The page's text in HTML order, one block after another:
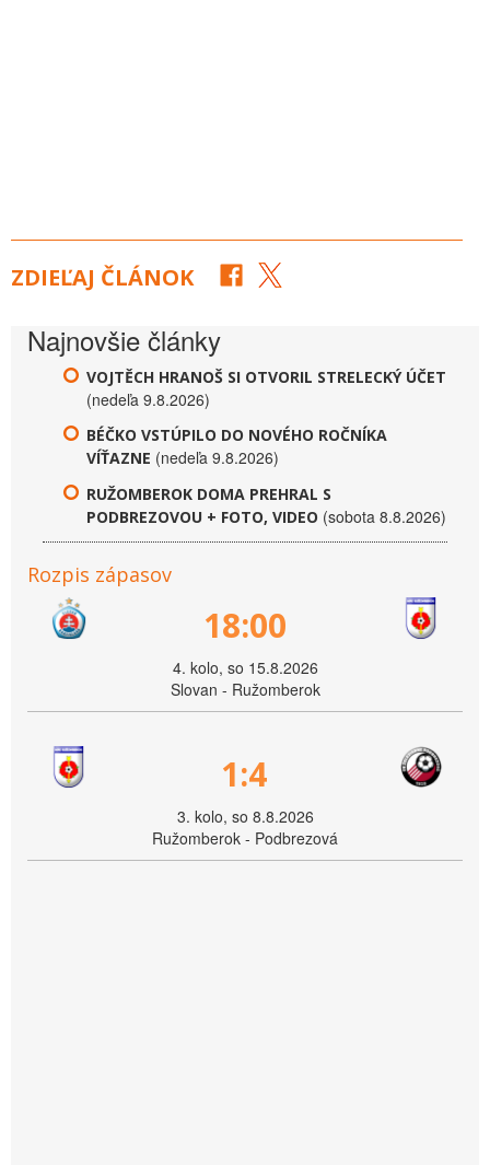
ZDIEĽAJ ČLÁNOK
Najnovšie články
VOJTĚCH HRANOŠ SI OTVORIL STRELECKÝ ÚČET
(nedeľa 9.8.2026)
BÉČKO VSTÚPILO DO NOVÉHO ROČNÍKA
VÍŤAZNE (nedeľa 9.8.2026)
RUŽOMBEROK DOMA PREHRAL S
PODBREZOVOU + FOTO, VIDEO (sobota 8.8.2026)
Rozpis zápasov
18:00
4. kolo, so 15.8.2026
Slovan - Ružomberok
1:4
3. kolo, so 8.8.2026
Ružomberok - Podbrezová